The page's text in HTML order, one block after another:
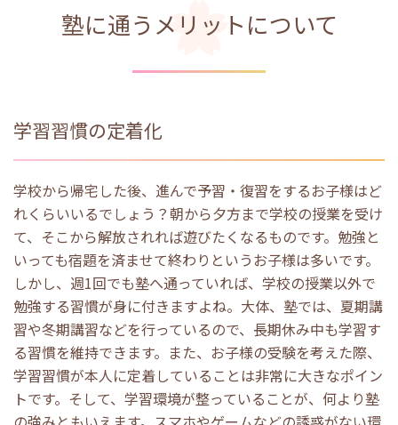
塾に通うメリットについて
学習習慣の定着化
学校から帰宅した後、進んで予習・復習をするお子様はど
れくらいいるでしょう？朝から夕方まで学校の授業を受け
て、そこから解放されれば遊びたくなるものです。勉強と
いっても宿題を済ませて終わりというお子様は多いです。
しかし、週1回でも塾へ通っていれば、学校の授業以外で
勉強する習慣が身に付きますよね。大体、塾では、夏期講
習や冬期講習などを行っているので、長期休み中も学習す
る習慣を維持できます。また、お子様の受験を考えた際、
学習習慣が本人に定着していることは非常に大きなポイン
トです。そして、学習環境が整っていることが、何より塾